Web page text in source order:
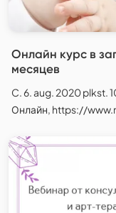
Онлайн курс в
месяцев
C. 6. aug. 2020 plkst.
Онлайн, https://